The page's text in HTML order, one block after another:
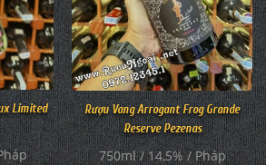
Limited
Rượu Vang Arrogant Frog Grande
Reserve Pezenas
750ml / 14,5% / Pháp